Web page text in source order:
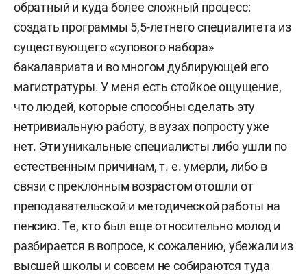
обратный и куда более сложный процесс:
создать программы 5,5-летнего специалитета из
существующего «супового набора»
бакалавриата и во многом дублирующей его
магистратуры. У меня есть стойкое ощущение,
что людей, которые способны сделать эту
нетривиальную работу, в вузах попросту уже
нет. Эти уникальные специалисты либо ушли по
естественным причинам, т. е. умерли, либо в
связи с преклонным возрастом отошли от
преподавательской и методической работы на
пенсию. Те, кто был еще относительно молод и
разбирается в вопросе, к сожалению, убежали из
высшей школы и совсем не собираются туда